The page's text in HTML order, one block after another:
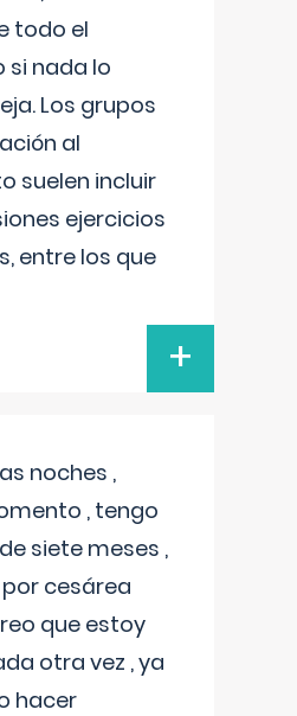
todo el
si nada lo
Los grupos
al
suelen incluir
ejercicios
entre los que
+
noches ,
, tengo
siete meses ,
cesárea
que estoy
otra vez , ya
hacer